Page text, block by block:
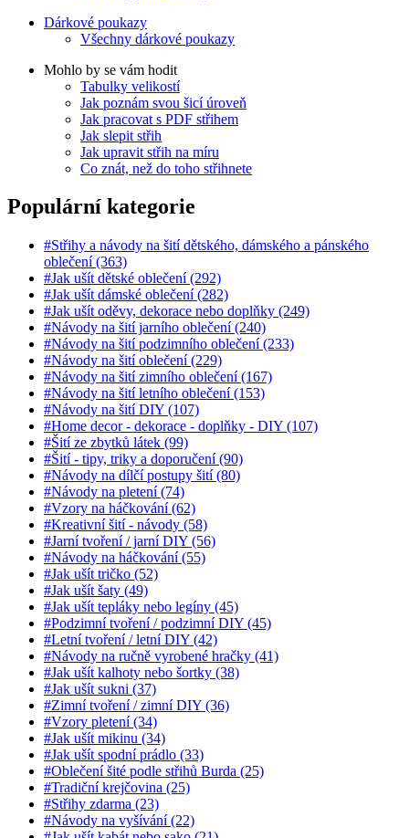
Dárkové poukazy
Všechny dárkové poukazy
Mohlo by se vám hodit
Tabulky velikostí
Jak poznám svou šicí úroveň
Jak pracovat s PDF střihem
Jak slepit střih
Jak upravit střih na míru
Co znát, než do toho střihnete
Populární kategorie
#Střihy a návody na šití dětského, dámského a pánského
oblečení (363)
#Jak ušít dětské oblečení (292)
#Jak ušít dámské oblečení (282)
#Jak ušít oděvy, dekorace nebo doplňky (249)
#Návody na šití jarního oblečení (240)
#Návody na šití podzimního oblečení (233)
#Návody na šití oblečení (229)
#Návody na šití zimního oblečení (167)
#Návody na šití letního oblečení (153)
#Návody na šití DIY (107)
#Home decor - dekorace - doplňky - DIY (107)
#Šití ze zbytků látek (99)
#Šití - tipy, triky a doporučení (90)
#Návody na dílčí postupy šití (80)
#Návody na pletení (74)
#Vzory na háčkování (62)
#Kreativní šití - návody (58)
#Jarní tvoření / jarní DIY (56)
#Návody na háčkování (55)
#Jak ušít tričko (52)
#Jak ušít šaty (49)
#Jak ušít tepláky nebo legíny (45)
#Podzimní tvoření / podzimní DIY (45)
#Letní tvoření / letní DIY (42)
#Návody na ručně vyrobené hračky (41)
#Jak ušít kalhoty nebo šortky (38)
#Jak ušít sukni (37)
#Zimní tvoření / zimní DIY (36)
#Vzory pletení (34)
#Jak ušít mikinu (34)
#Jak ušít spodní prádlo (33)
#Oblečení šité podle střihů Burda (25)
#Tradiční krejčovina (25)
#Střihy zdarma (23)
#Návody na vyšívání (22)